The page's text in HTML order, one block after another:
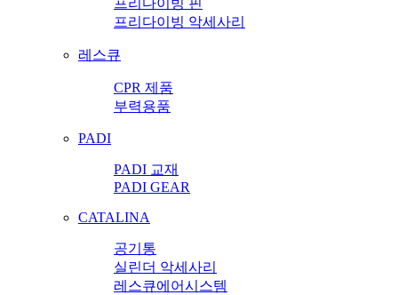
프리다이빙 핀
프리다이빙 악세사리
레스큐
CPR 제품
부력용품
PADI
PADI 교재
PADI GEAR
CATALINA
공기통
실린더 악세사리
레스큐에어시스템